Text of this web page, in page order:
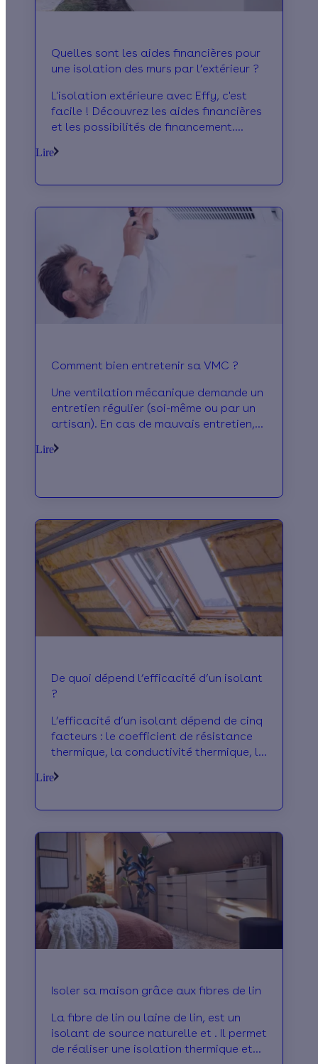
Quelles sont les aides financières pour
une isolation des murs par l’extérieur ?
L'isolation extérieure avec Effy, c'est
facile ! Découvrez les aides financières
et les possibilités de financement.
Lire
Comment bien entretenir sa VMC ?
Une ventilation mécanique demande un
entretien régulier (soi-même ou par un
artisan). En cas de mauvais entretien,
tomber en panne.
Lire
De quoi dépend l’efficacité d’un isolant
?
L’efficacité d’un isolant dépend de cinq
facteurs : le coefficient de résistance
thermique, la conductivité thermique, le
l’épaisseur de l’isolant et le type de
projet d’isolation thermique bénéficie
du meilleur accompagnement.
Lire
Isoler sa maison grâce aux fibres de lin
La fibre de lin ou laine de lin, est un
isolant de source naturelle et . Il permet
de réaliser une isolation thermique et